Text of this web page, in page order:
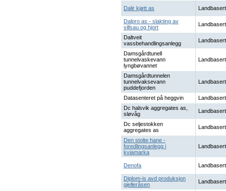
Dalir kjøtt as Landbasert
Dalpro as - slakting av
villsau og hjort
Landbasert
Daltveit
vassbehandlingsanlegg
Landbasert
Damsgårdtunell
tunnelvaskevann
lyngbøvannet
Landbasert
Damsgårdtunnelen
tunnelvaksevann
puddefjorden
Landbasert
Datasenteret på heggvin
Landbasert
Dc halsvik aggregates as,
sløvåg
Landbasert
Dc seljestokken
aggregates as
Landbasert
Den stolte hane -
foredlingsanlegg i
kviamarka
Landbasert
Denofa Landbasert
Diplom-is avd produksjon
gjelleråsen
Landbasert